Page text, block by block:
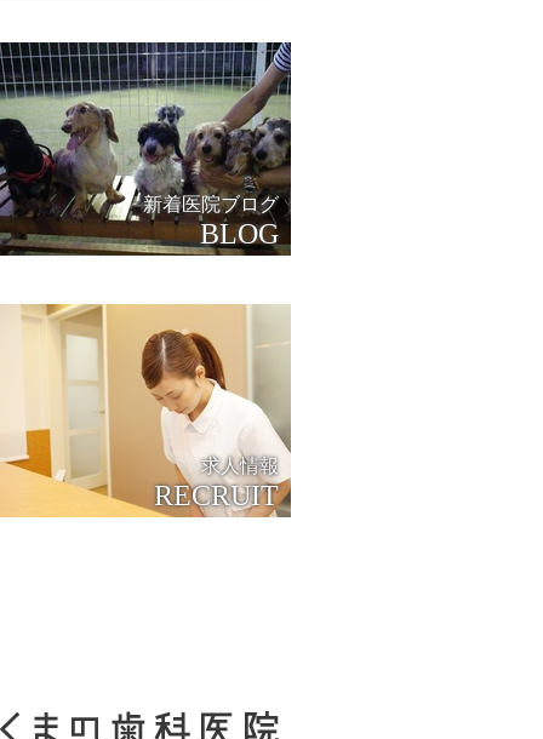
2017/1
2016/11
2016/10
2016/9
2016/4
2016/1
2015/12
2015/11
2015/10
新着医院ブログ
BLOG
求人情報
RECRUIT